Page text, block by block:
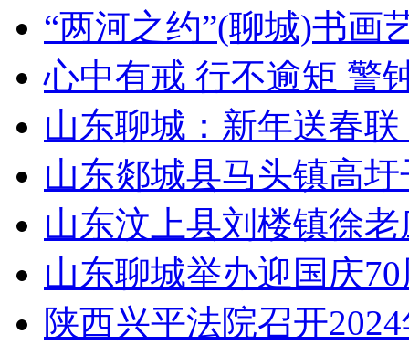
“两河之约”(聊城)书画
心中有戒 行不逾矩 警
山东聊城：新年送春
山东郯城县马头镇高
山东汶上县刘楼镇徐
山东聊城举办迎国庆
陕西兴平法院召开